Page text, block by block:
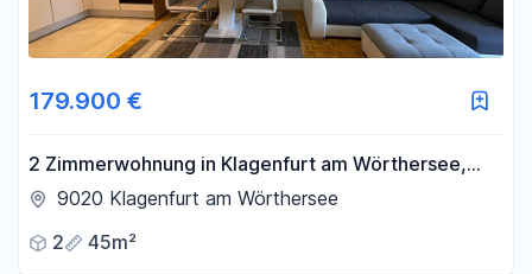
179.900 €
2 Zimmerwohnung in Klagenfurt am Wörthersee,
sofort beziehbar, Privatverkauf - Provisionsfrei
9020 Klagenfurt am Wörthersee
2
45m²